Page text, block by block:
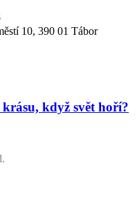
10, 390 01 Tábor
když svět hoří?